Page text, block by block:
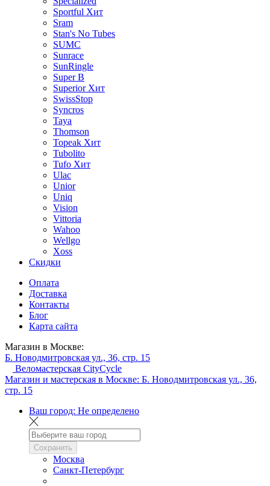
Sportful Хит
Sram
Stan's No Tubes
SUMC
Sunrace
SunRingle
Super B
Superior Хит
SwissStop
Syncros
Taya
Thomson
Topeak Хит
Tubolito
Tufo Хит
Ulac
Unior
Uniq
Vision
Vittoria
Wahoo
Wellgo
Xoss
Скидки
Оплата
Доставка
Контакты
Блог
Карта сайта
Магазин в Москве:
Б. Новодмитровская ул., 36, стр. 15
Веломастерская CityCycle
Магазин и мастерская в Москве: Б. Новодмитровская ул., 36,
стр. 15
Ваш город: Не определено
Сохранить
Москва
Санкт-Петербург